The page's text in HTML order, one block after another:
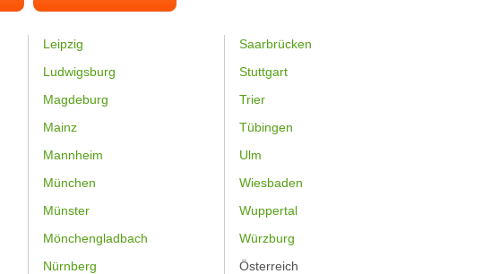
Leipzig
Ludwigsburg
Magdeburg
Mainz
Mannheim
München
Münster
Mönchengladbach
Nürnberg
Saarbrücken
Stuttgart
Trier
Tübingen
Ulm
Wiesbaden
Wuppertal
Würzburg
Österreich